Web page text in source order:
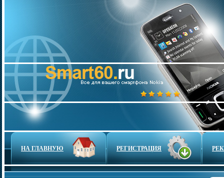
НА ГЛАВНУЮ РЕГИСТРАЦИЯ